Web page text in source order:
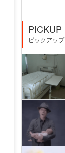
PICKUP
ピックアップ